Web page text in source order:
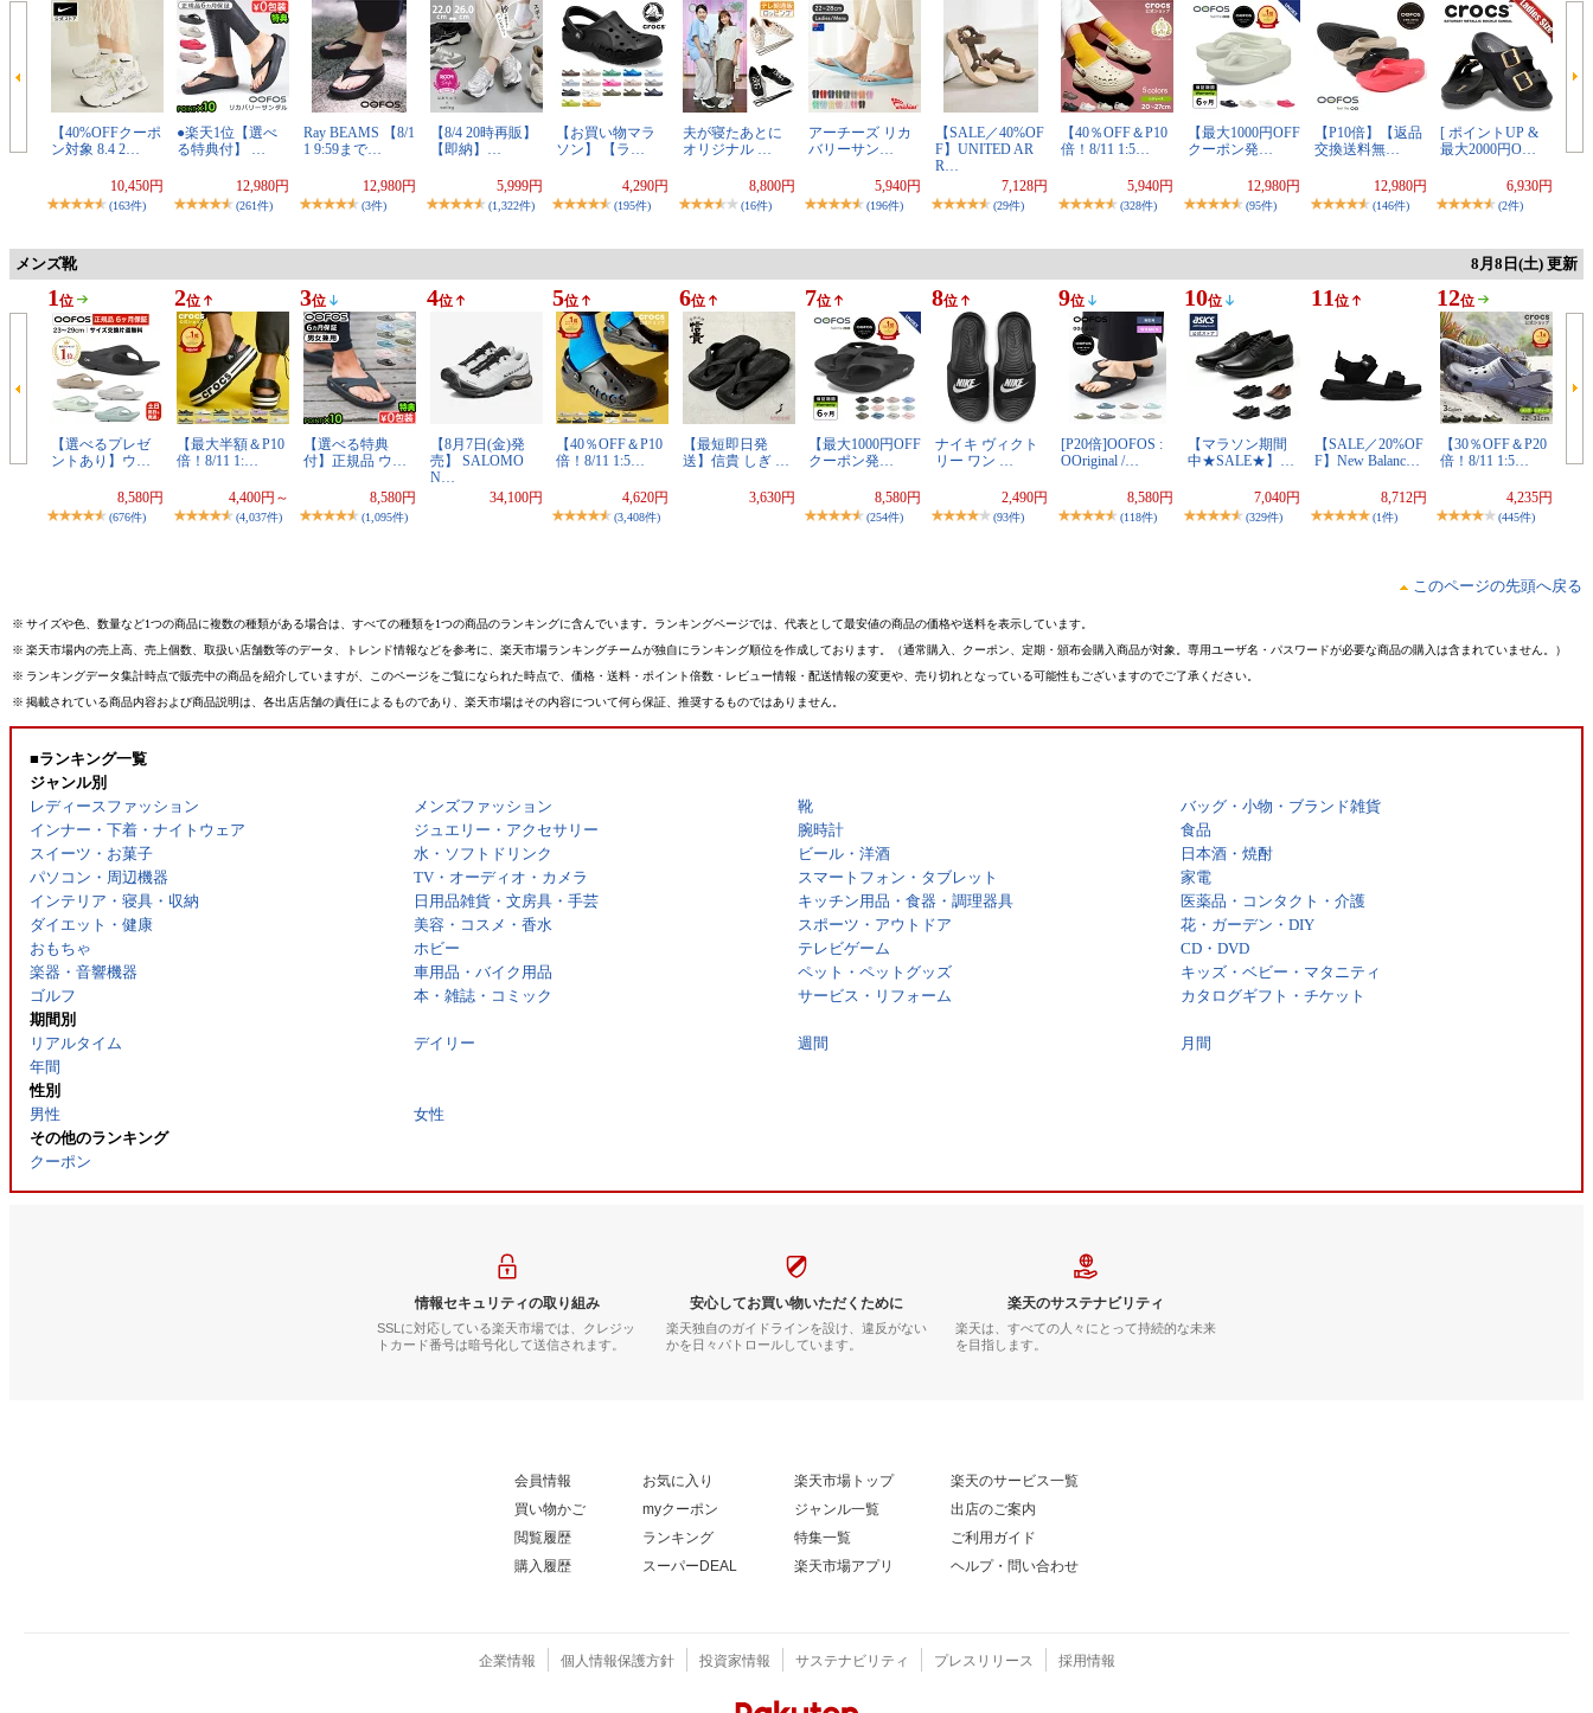
【40%OFFクーポ
ン対象 8.4 2…
10,450円
(163件)
●楽天1位【選べ
る特典付】 …
12,980円
(261件)
Ray BEAMS 【8/1
1 9:59まで…
12,980円
(3件)
【8/4 20時再販】
【即納】…
5,999円
(1,322件)
【お買い物マラ
ソン】 【ラ…
4,290円
(195件)
夫が寝たあとに
オリジナル …
8,800円
(16件)
アーチーズ リカ
バリーサン…
5,940円
(196件)
【SALE／40%OF
F】UNITED AR
R…
7,128円
(29件)
【40％OFF＆P10
倍！8/11 1:5…
5,940円
(328件)
【最大1000円OFF
クーポン発…
12,980円
(95件)
【P10倍】【返品
交換送料無…
12,980円
(146件)
[ ポイントUP &
最大2000円O…
6,930円
(2件)
メンズ靴 8月8日(土) 更新
1 位
【選べるプレゼ
ントあり】ウ…
8,580円
(676件)
2位
【最大半額＆P10
倍！8/11 1:…
4,400円～
(4,037件)
3位
【選べる特典
付】正規品 ウ…
8,580円
(1,095件)
4位
【8月7日(金)発
売】 SALOMO
N…
34,100円
5位
【40％OFF＆P10
倍！8/11 1:5…
4,620円
(3,408件)
6位
【最短即日発
送】信貴 しぎ …
3,630円
7位
【最大1000円OFF
クーポン発…
8,580円
(254件)
8位
ナイキ ヴィクト
リー ワン …
2,490円
(93件)
9位
[P20倍]OOFOS :
OOriginal /…
8,580円
(118件)
10位
【マラソン期間
中★SALE★】…
7,040円
(329件)
11 位
【SALE／20%OF
F】New Balanc…
8,712円
(1件)
12位
【30％OFF＆P20
倍！8/11 1:5…
4,235円
(445件)
このページの先頭へ戻る
※ サイズや色、数量など1つの商品に複数の種類がある場合は、すべての種類を1つの商品のランキングに含んでいます。ランキングページでは、代表として最安値の商品の価格や送料を表示しています。
※ 楽天市場内の売上高、売上個数、取扱い店舗数等のデータ、トレンド情報などを参考に、楽天市場ランキングチームが独自にランキング順位を作成しております。（通常購入、クーポン、定期・頒布会購入商品が対象。専用ユーザ名・パスワードが必要な商品の購入は含まれていません。）
※ ランキングデータ集計時点で販売中の商品を紹介していますが、このページをご覧になられた時点で、価格・送料・ポイント倍数・レビュー情報・配送情報の変更や、売り切れとなっている可能性もございますのでご了承ください。
※ 掲載されている商品内容および商品説明は、各出店店舗の責任によるものであり、楽天市場はその内容について何ら保証、推奨するものではありません。
■ランキング一覧
ジャンル別
レディースファッション
メンズファッション 靴
バッグ・小物・ブランド雑貨
インナー・下着・ナイトウェア
ジュエリー・アクセサリー 腕時計
食品
スイーツ・お菓子
水・ソフトドリンク ビール・洋酒
日本酒・焼酎
パソコン・周辺機器
TV・オーディオ・カメラ スマートフォン・タブレット
家電
インテリア・寝具・収納
日用品雑貨・文房具・手芸 キッチン用品・食器・調理器具
医薬品・コンタクト・介護
ダイエット・健康
美容・コスメ・香水 スポーツ・アウトドア
花・ガーデン・DIY
おもちゃ
ホビー テレビゲーム
CD・DVD
楽器・音響機器
車用品・バイク用品 ペット・ペットグッズ
キッズ・ベビー・マタニティ
ゴルフ
本・雑誌・コミック サービス・リフォーム
カタログギフト・チケット
期間別
リアルタイム
デイリー 週間
月間
年間
性別
男性
女性
その他のランキング
クーポン
情報セキュリティの取り組み
SSLに対応している楽天市場では、クレジッ
トカード番号は暗号化して送信されます。
安心してお買い物いただくために
楽天独自のガイドラインを設け、違反がない
かを日々パトロールしています。
楽天のサステナビリティ
楽天は、すべての人々にとって持続的な未来
を目指します。
会員情報
買い物かご
閲覧履歴
購入履歴
お気に入り
myクーポン
ランキング
スーパーDEAL
楽天市場トップ
ジャンル一覧
特集一覧
楽天市場アプリ
楽天のサービス一覧
出店のご案内
ご利用ガイド
ヘルプ・問い合わせ
企業情報 個人情報保護方針 投資家情報 サステナビリティ プレスリリース 採用情報